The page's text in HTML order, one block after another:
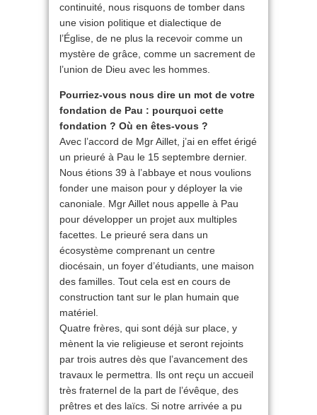
continuité, nous risquons de tomber dans
une vision politique et dialectique de
l’Église, de ne plus la recevoir comme un
mystère de grâce, comme un sacrement de
l’union de Dieu avec les hommes.
Pourriez-vous nous dire un mot de votre
fondation de Pau : pourquoi cette
fondation ? Où en êtes-vous ?
Avec l’accord de Mgr Aillet, j’ai en effet érigé
un prieuré à Pau le 15 septembre dernier.
Nous étions 39 à l’abbaye et nous voulions
fonder une maison pour y déployer la vie
canoniale. Mgr Aillet nous appelle à Pau
pour développer un projet aux multiples
facettes. Le prieuré sera dans un
écosystème comprenant un centre
diocésain, un foyer d’étudiants, une maison
des familles. Tout cela est en cours de
construction tant sur le plan humain que
matériel.
Quatre frères, qui sont déjà sur place, y
mènent la vie religieuse et seront rejoints
par trois autres dès que l’avancement des
travaux le permettra. Ils ont reçu un accueil
très fraternel de la part de l’évêque, des
prêtres et des laïcs. Si notre arrivée a pu